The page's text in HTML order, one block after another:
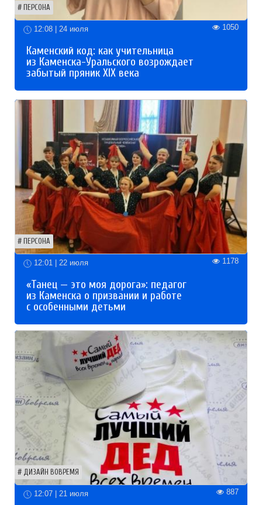
ПЕРСОНА
12:08 | 24 июля 1050
Каменский код: как учительница
из Каменска-Уральского возрождает
забытый пряник XIX века
ПЕРСОНА
12:01 | 22 июля 1178
«Танец — это моя дорога»: педагог
из Каменска о призвании и работе
с особенными детьми
ДИЗАЙН ВОВРЕМЯ
12:07 | 21 июля 887